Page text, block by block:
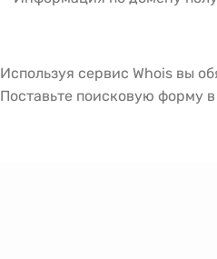
Используя сервис Whois вы
Поставьте поисковую форму